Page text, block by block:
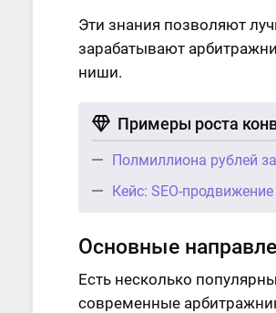
Эти знания позволяют
зарабатывают
ниши.
Примеры роста
Полмиллиона рублей
Кейс: SEO-
Основные
Есть несколько
современные